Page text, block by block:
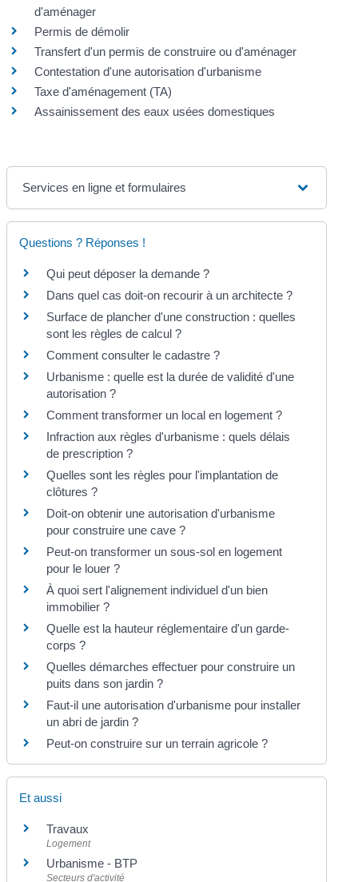
d'aménager
Permis de démolir
Transfert d'un permis de construire ou d'aménager
Contestation d'une autorisation d'urbanisme
Taxe d'aménagement (TA)
Assainissement des eaux usées domestiques
Services en ligne et formulaires
Questions ? Réponses !
Qui peut déposer la demande ?
Dans quel cas doit-on recourir à un architecte ?
Surface de plancher d'une construction : quelles
sont les règles de calcul ?
Comment consulter le cadastre ?
Urbanisme : quelle est la durée de validité d'une
autorisation ?
Comment transformer un local en logement ?
Infraction aux règles d'urbanisme : quels délais
de prescription ?
Quelles sont les règles pour l'implantation de
clôtures ?
Doit-on obtenir une autorisation d'urbanisme
pour construire une cave ?
Peut-on transformer un sous-sol en logement
pour le louer ?
À quoi sert l'alignement individuel d'un bien
immobilier ?
Quelle est la hauteur réglementaire d'un garde-
corps ?
Quelles démarches effectuer pour construire un
puits dans son jardin ?
Faut-il une autorisation d'urbanisme pour installer
un abri de jardin ?
Peut-on construire sur un terrain agricole ?
Et aussi
Travaux
Logement
Urbanisme - BTP
Secteurs d'activité